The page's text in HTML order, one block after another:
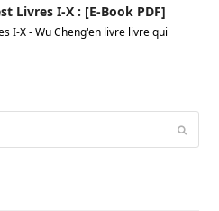
Livres I-X : [E-Book PDF]
I-X - Wu Cheng'en livre livre qui